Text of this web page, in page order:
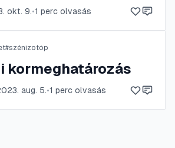
okt. 9.•1 perc olvasás
#szénizotóp
kormeghatározás
aug. 5.•1 perc olvasás